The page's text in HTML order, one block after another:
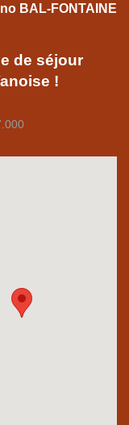
BAL-FONTAINE
de séjour
!